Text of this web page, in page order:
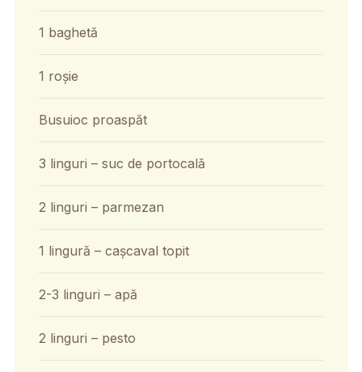
1 baghetă
1 roșie
Busuioc proaspăt
3 linguri – suc de portocală
2 linguri – parmezan
1 lingură – cașcaval topit
2-3 linguri – apă
2 linguri – pesto